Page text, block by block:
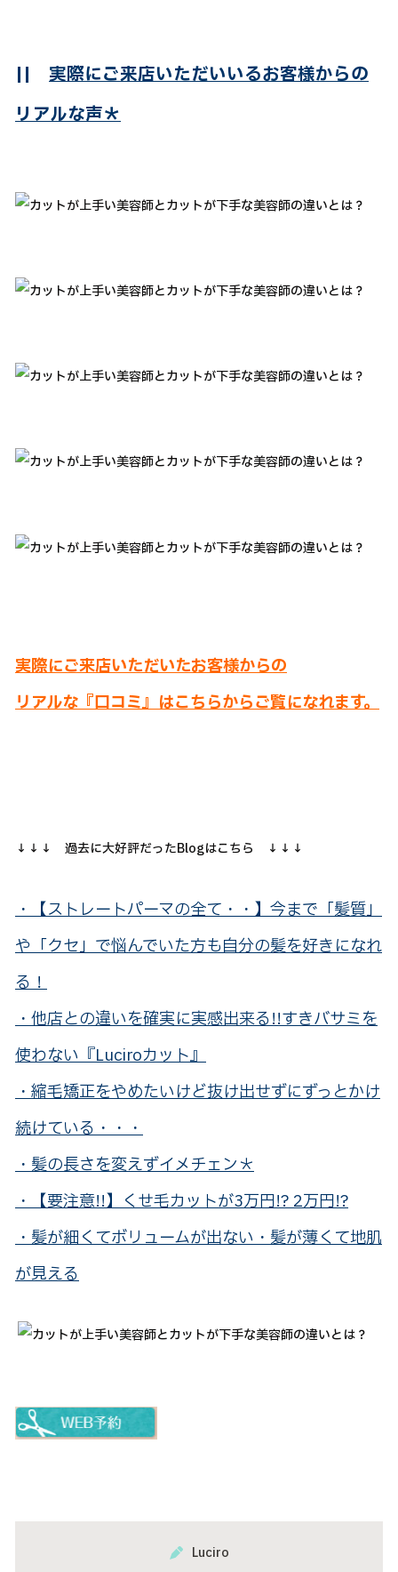
|| 実際にご来店いただいいるお客様からの
リアルな声＊
実際にご来店いただいたお客様からの
リアルな『口コミ』はこちらからご覧になれます。
↓↓↓ 過去に大好評だったBlogはこちら ↓↓↓
・【ストレートパーマの全て・・】今まで「髪質」
や「クセ」で悩んでいた方も自分の髪を好きになれ
る！
・他店との違いを確実に実感出来る!!すきバサミを
使わない『Luciroカット』
・縮毛矯正をやめたいけど抜け出せずにずっとかけ
続けている・・・
・髪の長さを変えずイメチェン＊
・【要注意!!】くせ毛カットが3万円!? 2万円!?
・髪が細くてボリュームが出ない・髪が薄くて地肌
が見える
Luciro